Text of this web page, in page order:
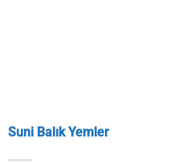
Suni Balık Yemler